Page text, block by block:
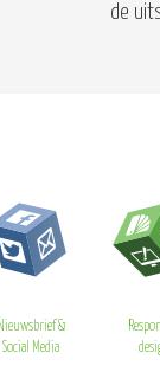
de
Nieuwsbrief &
Social Media